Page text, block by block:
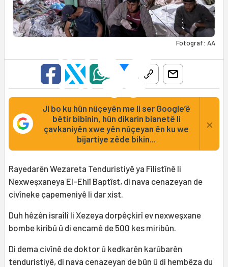
Fotograf: AA
Ji bo ku hûn nûçeyên me li ser Google’ê
bêtir bibînin, hûn dikarin bianetê li
çavkaniyên xwe yên nûçeyan ên ku we
bijartiye zêde bikin...
×
Rayedarên Wezareta Tenduristiyê ya Filistînê li
Nexweşxaneya El-Ehlî Baptîst, di nava cenazeyan de
civîneke çapemeniyê li dar xist.
Duh hêzên israîlî li Xezeya dorpêçkirî ev nexweşxane
bombe kiribû û di encamê de 500 kes miribûn.
Di dema civînê de doktor û kedkarên karûbarên
tenduristiyê, di nava cenazeyan de bûn û di hembêza du